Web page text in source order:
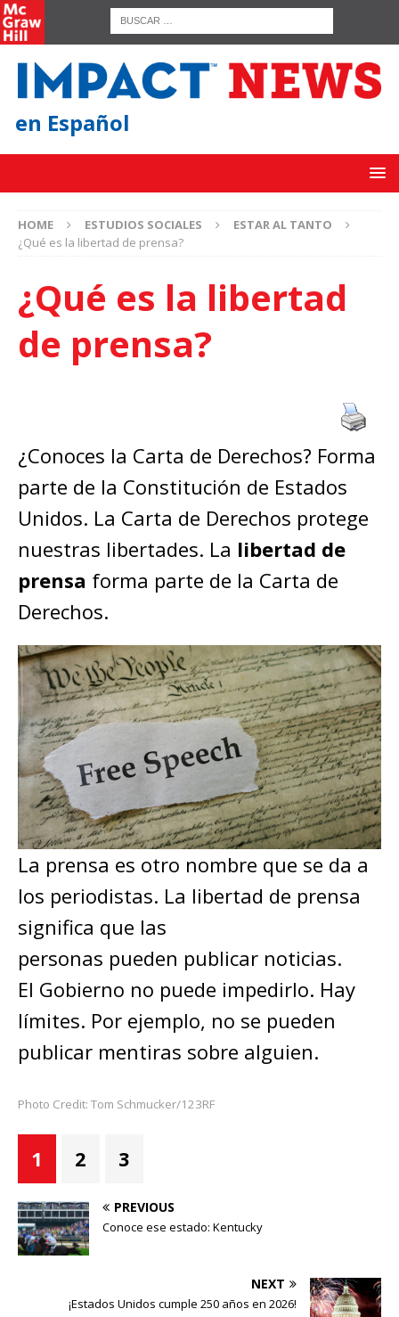
en Español
HOME ESTUDIOS SOCIALES
ESTAR AL TANTO
¿Qué es la libertad de prensa?
¿Qué es la libertad
de prensa?
¿Conoces la Carta de Derechos? Forma
parte de la Constitución de Estados
Unidos. La Carta de Derechos protege
nuestras libertades. La libertad de
prensa forma parte de la Carta de
Derechos.
La prensa es otro nombre que se da a
los periodistas. La libertad de prensa
significa que las
personas pueden publicar noticias.
El Gobierno no puede impedirlo. Hay
límites. Por ejemplo, no se pueden
publicar mentiras sobre alguien.
Photo Credit: Tom Schmucker/123RF
1 2 3
PREVIOUS
Conoce ese estado: Kentucky
NEXT
¡Estados Unidos cumple 250 años en 2026!